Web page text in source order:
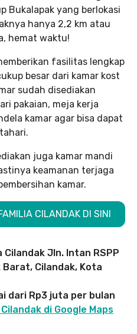
Bukalapak yang berlokasi
hanya 2,2 km atau
hemat waktu!
fasilitas lengkap
besar dari kamar kost
sudah disediakan
pakaian, meja kerja
kamar agar bisa dapat
juga kamar mandi
keamanan terjaga
kamar.
CILANDAK DI SINI
Jln. Intan RSPP
Barat, Cilandak, Kota
dari Rp3 juta per bulan
di Google Maps